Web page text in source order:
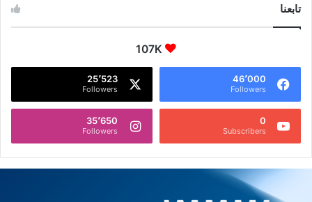
تابعنا
107K
46٬000
Followers
25٬523
Followers
0
Subscribers
35٬650
Followers